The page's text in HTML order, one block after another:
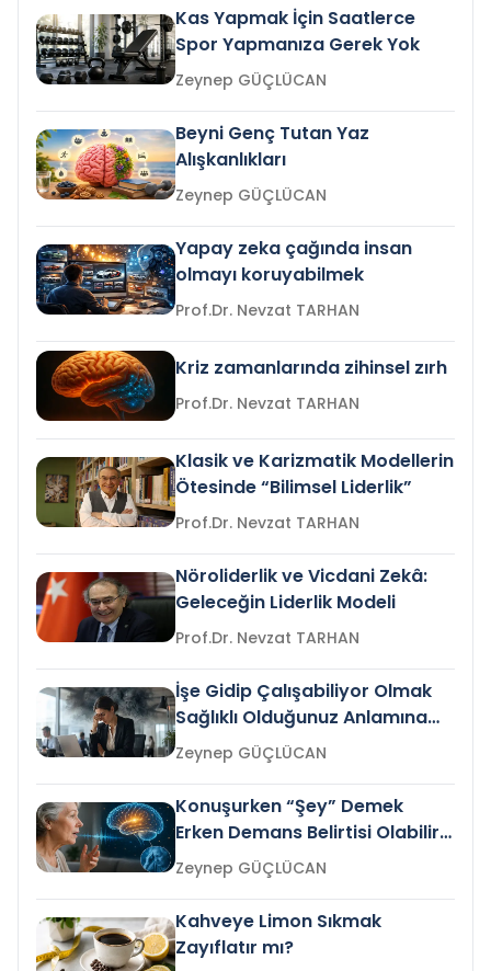
Kas Yapmak İçin Saatlerce
Spor Yapmanıza Gerek Yok
Zeynep GÜÇLÜCAN
Beyni Genç Tutan Yaz
Alışkanlıkları
Zeynep GÜÇLÜCAN
Yapay zeka çağında insan
olmayı koruyabilmek
Prof.Dr. Nevzat TARHAN
Kriz zamanlarında zihinsel zırh
Prof.Dr. Nevzat TARHAN
Klasik ve Karizmatik Modellerin
Ötesinde “Bilimsel Liderlik”
Prof.Dr. Nevzat TARHAN
Nöroliderlik ve Vicdani Zekâ:
Geleceğin Liderlik Modeli
Prof.Dr. Nevzat TARHAN
İşe Gidip Çalışabiliyor Olmak
Sağlıklı Olduğunuz Anlamına
Gelir mi?Zeynep GÜÇLÜCAN
Konuşurken “Şey” Demek
Erken Demans Belirtisi Olabilir
mi?
Zeynep GÜÇLÜCAN
Kahveye Limon Sıkmak
Zayıflatır mı?